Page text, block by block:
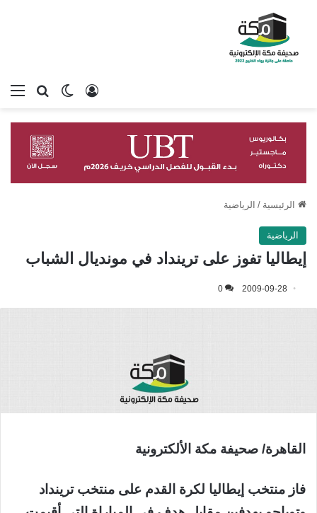
بحثالوضع
تسجيل الدخول
الرئيسية / الرياضية
الرياضية
إيطاليا تفوز على ترينداد في مونديال الشباب
2009-09-28
0
القاهرة/ صحيفة مكة الألكترونية
فاز منتخب إيطاليا لكرة القدم على منتخب ترينداد